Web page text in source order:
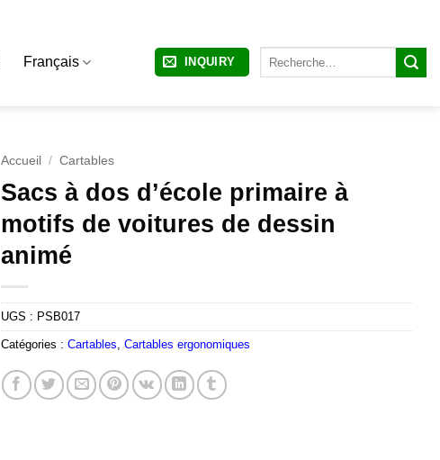
Français INQUIRY
Accueil / Cartables
Sacs à dos d’école primaire à
motifs de voitures de dessin
animé
UGS : PSB017
Catégories : Cartables Cartables ergonomiques